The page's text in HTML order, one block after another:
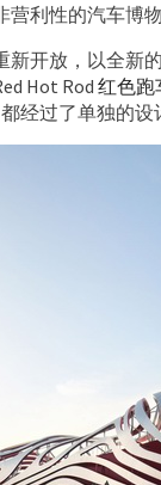
利性的汽车博
新开放，以全新
Hot Rod红色跑
经过了单独的设